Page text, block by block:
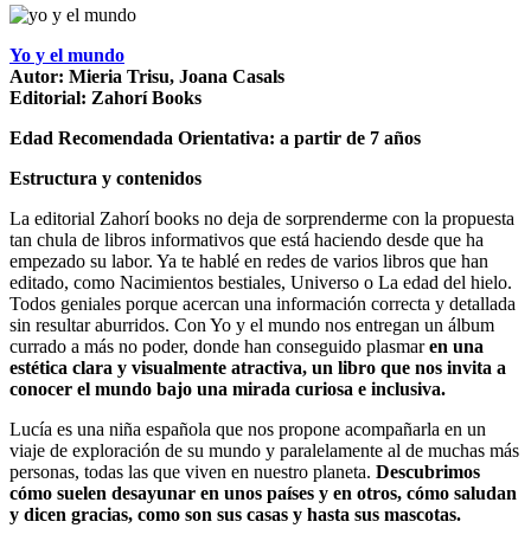
Yo y el mundo
Autor: Mieria Trisu, Joana Casals
Editorial: Zahorí Books
Edad Recomendada Orientativa: a partir de 7 años
Estructura y contenidos
La editorial Zahorí books no deja de sorprenderme con la propuesta
tan chula de libros informativos que está haciendo desde que ha
empezado su labor. Ya te hablé en redes de varios libros que han
editado, como Nacimientos bestiales, Universo o La edad del hielo.
Todos geniales porque acercan una información correcta y detallada
sin resultar aburridos. Con Yo y el mundo nos entregan un álbum
currado a más no poder, donde han conseguido plasmaren una
estética clara y visualmente atractiva, un libro que nos invita a
conocer el mundo bajo una mirada curiosa e inclusiva.
Lucía es una niña española que nos propone acompañarla en un
viaje de exploración de su mundo y paralelamente al de muchas más
personas, todas las que viven en nuestro planeta. Descubrimos
cómo suelen desayunar en unos países y en otros, cómo saludan
y dicen gracias, como son sus casas y hasta sus mascotas.